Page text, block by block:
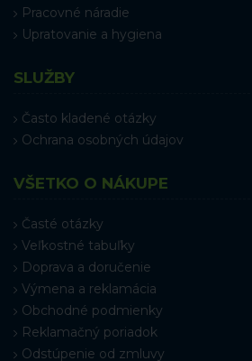
Pracovné náradie
Upratovanie a hygiena
SLUŽBY
Často kladené otázky
Ochrana osobných údajov
VŠETKO O NÁKUPE
Časté otázky
Veľkostné tabuľky
Doprava a doručenie
Výmena a reklamácia
Obchodné podmienky
Reklamačný poriadok
Odstúpenie od zmluvy